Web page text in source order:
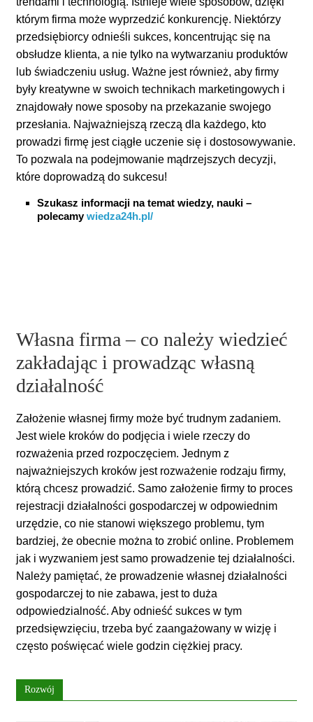
którym firma może wyprzedzić konkurencję. Niektórzy
przedsiębiorcy odnieśli sukces, koncentrując się na
obsłudze klienta, a nie tylko na wytwarzaniu produktów
lub świadczeniu usług. Ważne jest również, aby firmy
były kreatywne w swoich technikach marketingowych i
znajdowały nowe sposoby na przekazanie swojego
przesłania. Najważniejszą rzeczą dla każdego, kto
prowadzi firmę jest ciągłe uczenie się i dostosowywanie.
To pozwala na podejmowanie mądrzejszych decyzji,
które doprowadzą do sukcesu!
Szukasz informacji na temat wiedzy, nauki –
polecamywiedza24h.pl/
Własna firma – co należy wiedzieć
zakładając i prowadząc własną
działalność
Założenie własnej firmy może być trudnym zadaniem.
Jest wiele kroków do podjęcia i wiele rzeczy do
rozważenia przed rozpoczęciem. Jednym z
najważniejszych kroków jest rozważenie rodzaju firmy,
którą chcesz prowadzić. Samo założenie firmy to proces
rejestracji działalności gospodarczej w odpowiednim
urzędzie, co nie stanowi większego problemu, tym
bardziej, że obecnie można to zrobić online. Problemem
jak i wyzwaniem jest samo prowadzenie tej działalności.
Należy pamiętać, że prowadzenie własnej działalności
gospodarczej to nie zabawa, jest to duża
odpowiedzialność. Aby odnieść sukces w tym
przedsięwzięciu, trzeba być zaangażowany w wizję i
często poświęcać wiele godzin ciężkiej pracy.
Rozwój